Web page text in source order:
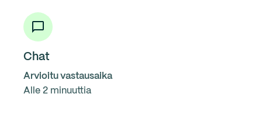
Chat
Arvioitu vastausaika
Alle 2 minuuttia